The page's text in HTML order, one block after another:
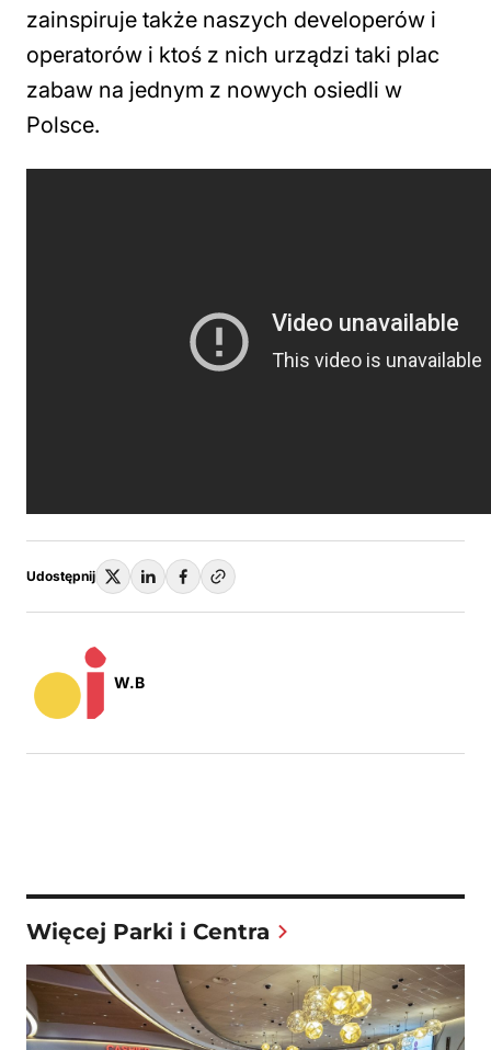
zainspiruje także naszych developerów i
operatorów i ktoś z nich urządzi taki plac
zabaw na jednym z nowych osiedli w
Polsce.
Udostępnij
W.B
Więcej Parki i Centra